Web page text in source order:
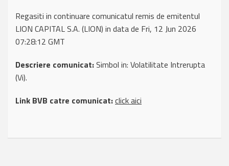
Regasiti in continuare comunicatul remis de emitentul
LION CAPITAL S.A. (LION) in data de Fri, 12 Jun 2026
07:28:12 GMT
Descriere comunicat:Simbol in: Volatilitate Intrerupta
(Vi).
Link BVB catre comunicat:click aici